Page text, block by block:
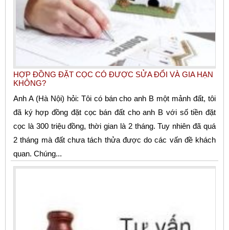
HỢP ĐỒNG ĐẶT CỌC CÓ ĐƯỢC SỬA ĐỔI VÀ GIA HẠN
KHÔNG?
Anh A (Hà Nội) hỏi: Tôi có bán cho anh B một mảnh đất, tôi
đã ký hợp đồng đặt cọc bán đất cho anh B với số tiền đặt
cọc là 300 triệu đồng, thời gian là 2 tháng. Tuy nhiên đã quá
2 tháng mà đất chưa tách thửa được do các vấn đề khách
quan. Chúng...